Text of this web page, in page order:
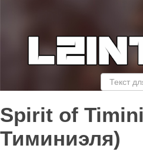
Spirit of
Тиминиэля)